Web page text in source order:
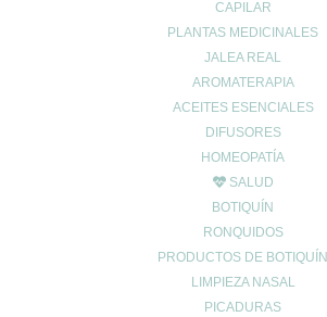
CAPILAR
PLANTAS MEDICINALES
JALEA REAL
AROMATERAPIA
ACEITES ESENCIALES
DIFUSORES
HOMEOPATÍA
SALUD
BOTIQUÍN
RONQUIDOS
PRODUCTOS DE BOTIQUÍN
LIMPIEZA NASAL
PICADURAS
INFO LEGAL
Aviso Copyright